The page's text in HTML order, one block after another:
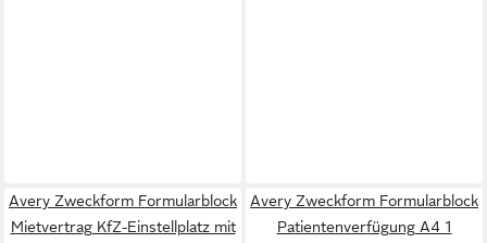
Avery Zweckform Formularblock
Mietvertrag KfZ-Einstellplatz mit
Avery Zweckform Formularblock
Patientenverfügung A4 1